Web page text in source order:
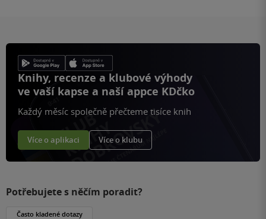
Knihy, recenze a klubové výhody
ve vaší kapse a naší appce KDčko
Každý měsíc společně přečteme tisíce knih
Více o aplikaci Více o klubu
Potřebujete s něčím poradit?
Často kladené dotazy